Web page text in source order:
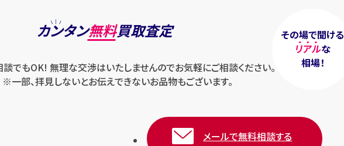
その場で聞ける
リアルな
相場！
カンタン無料買取査定
談でもOK! 無理な交渉はいたしませんのでお気軽にご相談ください。
※一部、拝見しないとお伝えできないお品物もございます。
メールで無料相談する